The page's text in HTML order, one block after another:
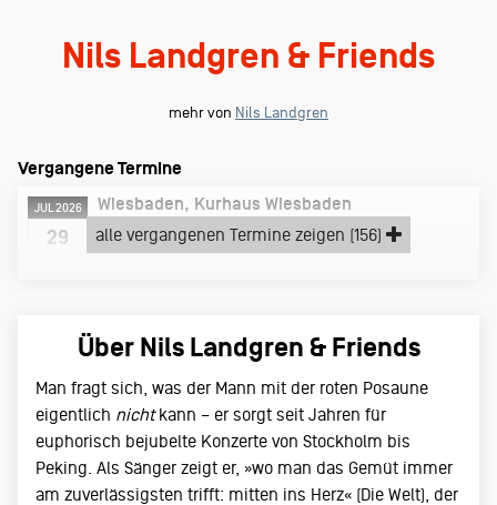
Nils Landgren & Friends
mehr von Nils Landgren
Vergangene Termine
JUL 2026
29
Wiesbaden
Kurhaus Wiesbaden
Mittwoch, 29.07.26
alle vergangenen Termine zeigen (156)
Über Nils Landgren & Friends
Man fragt sich, was der Mann mit der roten Posaune
eigentlich nichtkann – er sorgt seit Jahren für
euphorisch bejubelte Konzerte von Stockholm bis
Peking. Als Sänger zeigt er, »wo man das Gemüt immer
am zuverlässigsten trifft: mitten ins Herz« (Die Welt), der